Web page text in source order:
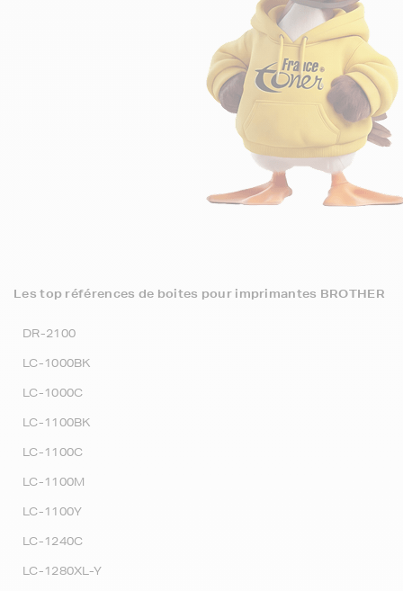
Les top références de boites pour imprimantes BROTHER
DR-2100
LC-1000BK
LC-1000C
LC-1100BK
LC-1100C
LC-1100M
LC-1100Y
LC-1240C
LC-1280XL-Y